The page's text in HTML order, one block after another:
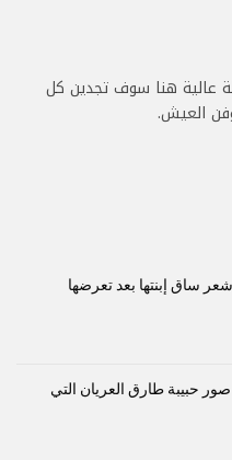
عالية هنا سوف تجدين كل
العيش.
ساق إبنتها بعد تعرضها
حبيبة طارق العريان التي